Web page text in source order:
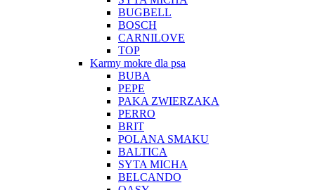
BUGBELL
BOSCH
CARNILOVE
TOP
Karmy mokre dla psa
BUBA
PEPE
PAKA ZWIERZAKA
PERRO
BRIT
POLANA SMAKU
BALTICA
SYTA MICHA
BELCANDO